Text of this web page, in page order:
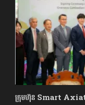
ក្រុមហ៊ុន Smart